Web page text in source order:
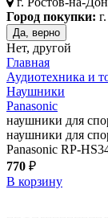
Город покупки:
Да, верно
Нет, другой
Главная
Аудиотехника и
Наушники
Panasonic
наушники для
наушники для
Panasonic RP-
770 ₽
В корзину